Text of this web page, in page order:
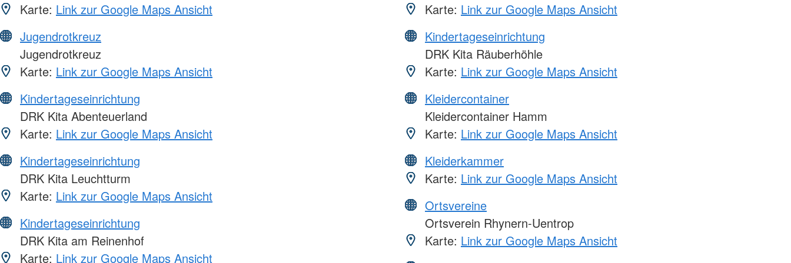
Karte: Link zur Google Maps Ansicht
Jugendrotkreuz
Jugendrotkreuz
Karte: Link zur Google Maps Ansicht
Kindertageseinrichtung
DRK Kita Abenteuerland
Karte: Link zur Google Maps Ansicht
Kindertageseinrichtung
DRK Kita Leuchtturm
Karte: Link zur Google Maps Ansicht
Kindertageseinrichtung
DRK Kita am Reinenhof
Karte: Link zur Google Maps Ansicht
Karte: Link zur Google Maps Ansicht
Kindertageseinrichtung
DRK Kita Räuberhöhle
Karte: Link zur Google Maps Ansicht
Kleidercontainer
Kleidercontainer Hamm
Karte: Link zur Google Maps Ansicht
Kleiderkammer
Karte: Link zur Google Maps Ansicht
Ortsvereine
Ortsverein Rhynern-Uentrop
Karte: Link zur Google Maps Ansicht